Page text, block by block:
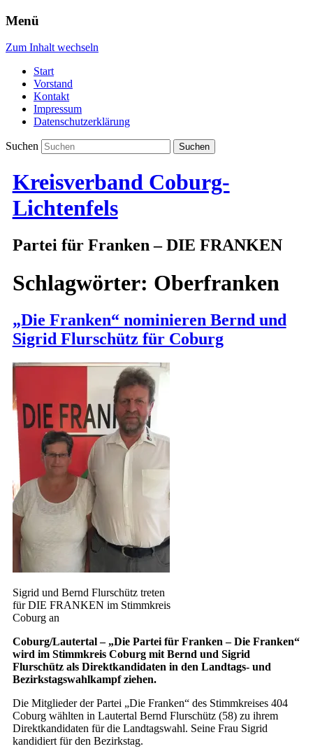
Menü
Zum Inhalt wechseln
Start
Vorstand
Kontakt
Impressum
Datenschutzerklärung
Suchen
Kreisverband Coburg-
Lichtenfels
Partei für Franken – DIE FRANKEN
Schlagwörter: Oberfranken
„Die Franken“ nominieren Bernd und
Sigrid Flurschütz für Coburg
Sigrid und Bernd Flurschütz treten
für DIE FRANKEN im Stimmkreis
Coburg an
Coburg/Lautertal – „Die Partei für Franken – Die Franken“
wird im Stimmkreis Coburg mit Bernd und Sigrid
Flurschütz als Direktkandidaten in den Landtags- und
Bezirkstagswahlkampf ziehen.
Die Mitglieder der Partei „Die Franken“ des Stimmkreises 404
Coburg wählten in Lautertal Bernd Flurschütz (58) zu ihrem
Direktkandidaten für die Landtagswahl. Seine Frau Sigrid
kandidiert für den Bezirkstag.